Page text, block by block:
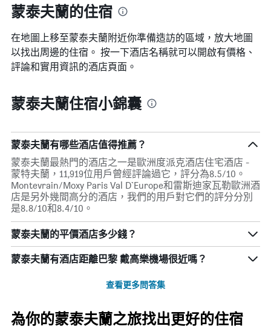
蒙泰夫蘭的住宿
在地圖上移至蒙泰夫蘭​​附近你準備造訪的區域，放大地圖
以找出周邊的住宿。 按一下酒店名稱就可以開啟有價格、
評論和實用資訊的酒店頁面。
蒙泰夫蘭住宿小錦囊
蒙泰夫蘭有哪些酒店值得推薦？
蒙泰夫蘭最熱門的酒店之一是歐洲度派克酒店住宅酒店 -
蒙特夫蘭，11,919位用戶曾經評論過它，評分為8.5/10。
Montevrain/Moxy Paris Val D`Europe和雷斯迪家瓦勒歐洲酒
店是另外幾間高分的酒店，我們的用戶對它們的評分分別
是8.8/10和8.4/10。
蒙泰夫蘭的平價酒店多少錢？
蒙泰夫蘭​有酒店距離巴黎 戴高樂機場​很近嗎？
查看更多問答集
為你的蒙泰夫蘭之旅找出更好的住宿